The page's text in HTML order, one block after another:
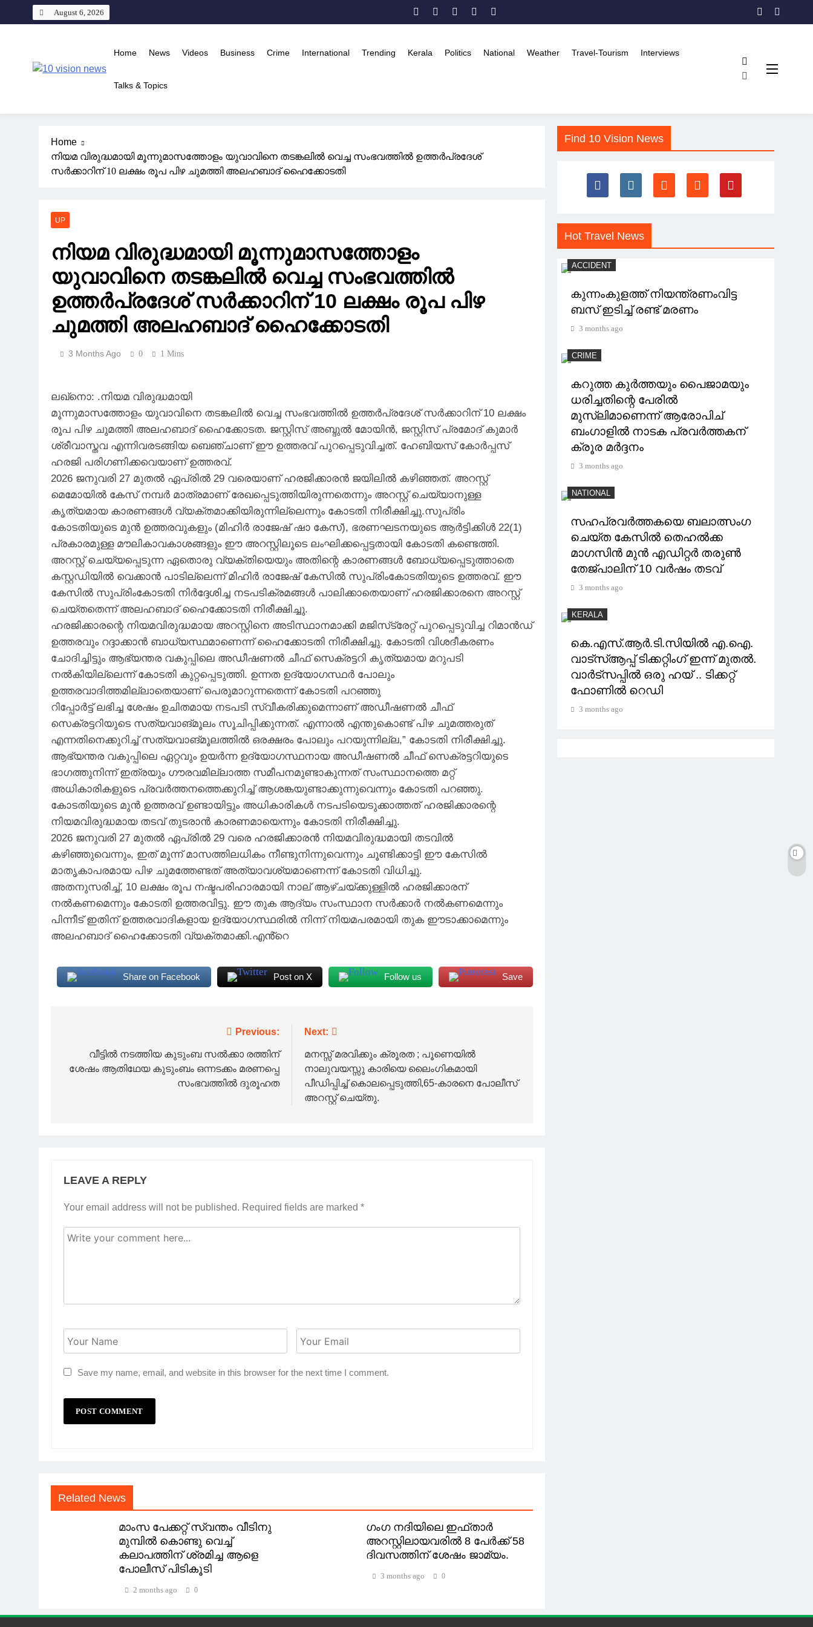
August 6, 2026
10 vision news
Stay Ahead with 10 Vision News
Home News Videos Business Crime International Trending Kerala Politics National Weather Travel-Tourism Interviews
Talks & Topics
Home
നിയമ വിരുദ്ധമായി മൂന്നുമാസത്തോളം യുവാവിനെ തടങ്കലില്‍ വെച്ച സംഭവത്തില്‍ ഉത്തര്‍പ്രദേശ്
സര്‍ക്കാറിന് 10 ലക്ഷം രൂപ പിഴ ചുമത്തി അലഹബാദ് ഹൈക്കോടതി
UP
നിയമ വിരുദ്ധമായി മൂന്നുമാസത്തോളം
യുവാവിനെ തടങ്കലില്‍ വെച്ച സംഭവത്തില്‍
ഉത്തര്‍പ്രദേശ് സര്‍ക്കാറിന് 10 ലക്ഷം രൂപ പിഴ
ചുമത്തി അലഹബാദ് ഹൈക്കോടതി
3 Months Ago 0 1 Mins
ലഖ്നൊ: .നിയമ വിരുദ്ധമായി
മൂന്നുമാസത്തോളം യുവാവിനെ തടങ്കലില്‍ വെച്ച സംഭവത്തില്‍ ഉത്തര്‍പ്രദേശ് സര്‍ക്കാറിന് 10 ലക്ഷം
രൂപ പിഴ ചുമത്തി അലഹബാദ് ഹൈക്കോടത. ജസ്റ്റിസ് അബ്ദുല്‍ മോയിൻ, ജസ്റ്റിസ് പ്രമോദ് കുമാർ
ശ്രീവാസ്തവ എന്നിവരടങ്ങിയ ബെഞ്ചാണ് ഈ ഉത്തരവ് പുറപ്പെടുവിച്ചത്. ഹേബിയസ് കോർപ്പസ്
ഹരജി പരിഗണിക്കവെയാണ് ഉത്തരവ്.
2026 ജനുവരി 27 മുതൽ ഏപ്രിൽ 29 വരെയാണ് ഹരജിക്കാരൻ ജയിലിൽ കഴിഞ്ഞത്. അറസ്റ്റ്
മെമോയിൽ കേസ് നമ്പർ മാത്രമാണ് രേഖപ്പെടുത്തിയിരുന്നതെന്നും അറസ്റ്റ് ചെയ്യാനുള്ള
കൃത്യമായ കാരണങ്ങൾ വ്യക്തമാക്കിയിരുന്നില്ലെന്നും കോടതി നിരീക്ഷിച്ചു.സുപ്രിം
കോടതിയുടെ മുൻ ഉത്തരവുകളും (മിഹിർ രാജേഷ് ഷാ കേസ്), ഭരണഘടനയുടെ ആർട്ടിക്കിൾ 22(1)
പ്രകാരമുള്ള മൗലികാവകാശങ്ങളും ഈ അറസ്റ്റിലൂടെ ലംഘിക്കപ്പെട്ടതായി കോടതി കണ്ടെത്തി.
അറസ്റ്റ് ചെയ്യപ്പെടുന്ന ഏതൊരു വ്യക്തിയെയും അതിന്റെ കാരണങ്ങൾ ബോധ്യപ്പെടുത്താതെ
കസ്റ്റഡിയിൽ വെക്കാൻ പാടില്ലെന്ന് മിഹിർ രാജേഷ് കേസില്‍ സുപ്രിംകോടതിയുടെ ഉത്തരവ്. ഈ
കേസിൽ സുപ്രിംകോടതി നിർദ്ദേശിച്ച നടപടിക്രമങ്ങൾ പാലിക്കാതെയാണ് ഹരജിക്കാരനെ അറസ്റ്റ്
ചെയ്തതെന്ന് അലഹബാദ് ഹൈക്കോടതി നിരീക്ഷിച്ചു.
ഹരജിക്കാരന്റെ നിയമവിരുദ്ധമായ അറസ്റ്റിനെ അടിസ്ഥാനമാക്കി മജിസ്‌ട്രേറ്റ് പുറപ്പെടുവിച്ച റിമാൻഡ്
ഉത്തരവും റദ്ദാക്കാൻ ബാധ്യസ്ഥമാണെന്ന് ഹൈക്കോടതി നിരീക്ഷിച്ചു. കോടതി വിശദീകരണം
ചോദിച്ചിട്ടും ആഭ്യന്തര വകുപ്പിലെ അഡീഷണൽ ചീഫ് സെക്രട്ടറി കൃത്യമായ മറുപടി
നൽകിയില്ലെന്ന് കോടതി കുറ്റപ്പെടുത്തി. ഉന്നത ഉദ്യോഗസ്ഥർ പോലും
ഉത്തരവാദിത്തമില്ലാതെയാണ് പെരുമാറുന്നതെന്ന് കോടതി പറഞ്ഞു
റിപ്പോർട്ട് ലഭിച്ച ശേഷം ഉചിതമായ നടപടി സ്വീകരിക്കുമെന്നാണ് അഡീഷണൽ ചീഫ്
സെക്രട്ടറിയുടെ സത്യവാങ്മൂലം സൂചിപ്പിക്കുന്നത്. എന്നാൽ എന്തുകൊണ്ട് പിഴ ചുമത്തരുത്
എന്നതിനെക്കുറിച്ച് സത്യവാങ്മൂലത്തിൽ ഒരക്ഷരം പോലും പറയുന്നില്ല,” കോടതി നിരീക്ഷിച്ചു.
ആഭ്യന്തര വകുപ്പിലെ ഏറ്റവും ഉയർന്ന ഉദ്യോഗസ്ഥനായ അഡീഷണൽ ചീഫ് സെക്രട്ടറിയുടെ
ഭാഗത്തുനിന്ന് ഇത്രയും ഗൗരവമില്ലാത്ത സമീപനമുണ്ടാകുന്നത് സംസ്ഥാനത്തെ മറ്റ്
അധികാരികളുടെ പ്രവർത്തനത്തെക്കുറിച്ച് ആശങ്കയുണ്ടാക്കുന്നുവെന്നും കോടതി പറഞ്ഞു.
കോടതിയുടെ മുൻ ഉത്തരവ് ഉണ്ടായിട്ടും അധികാരികൾ നടപടിയെടുക്കാത്തത് ഹരജിക്കാരന്റെ
നിയമവിരുദ്ധമായ തടവ് തുടരാൻ കാരണമായെന്നും കോടതി നിരീക്ഷിച്ചു.
2026 ജനുവരി 27 മുതൽ ഏപ്രിൽ 29 വരെ ഹരജിക്കാരൻ നിയമവിരുദ്ധമായി തടവിൽ
കഴിഞ്ഞുവെന്നും, ഇത് മൂന്ന് മാസത്തിലധികം നീണ്ടുനിന്നുവെന്നും ചൂണ്ടിക്കാട്ടി ഈ കേസിൽ
മാതൃകാപരമായ പിഴ ചുമത്തേണ്ടത് അത്യാവശ്യമാണെന്ന് കോടതി വിധിച്ചു.
അതനുസരിച്ച്, 10 ലക്ഷം രൂപ നഷ്ടപരിഹാരമായി നാല് ആഴ്ചയ്ക്കുള്ളിൽ ഹരജിക്കാരന്
നൽകണമെന്നും കോടതി ഉത്തരവിട്ടു. ഈ തുക ആദ്യം സംസ്ഥാന സർക്കാർ നൽകണമെന്നും
പിന്നീട് ഇതിന് ഉത്തരവാദികളായ ഉദ്യോഗസ്ഥരിൽ നിന്ന് നിയമപരമായി തുക ഈടാക്കാമെന്നും
അലഹബാദ് ഹൈക്കോടതി വ്യക്തമാക്കി.എൻ്റെ
Share on Facebook Post on X Follow us Save
navigation
Previous:
വീട്ടിൽ നടത്തിയ കുടുംബ സൽക്കാ രത്തിന്
ശേഷം ആതിഥേയ കുടുംബം ഒന്നടക്കം മരണപ്പെ
സംഭവത്തിൽ ദുരൂഹത
Next:
മനസ്സ് മരവിക്കും ക്രൂരത ; പൂണെയിൽ
നാലുവയസ്സു കാരിയെ ലൈംഗികമായി
പീഡിപ്പിച്ച് കൊലപ്പെടുത്തി,65-കാരനെ പോലീസ്
അറസ്റ്റ് ചെയ്തു.
LEAVE A REPLY
Your email address will not be published. Required fields are marked *
Save my name, email, and website in this browser for the next time I comment.
Related News
മാംസ പേക്കറ്റ് സ്വന്തം വീടിനു
മുമ്പിൽ കൊണ്ടു വെച്ച്
കലാപത്തിന് ശ്രമിച്ച ആളെ
പോലീസ് പിടികൂടി
2 months ago 0
ഗംഗ നദിയിലെ ഇഫ്താർ
അറസ്റ്റിലായവരിൽ 8 പേർക്ക് 58
ദിവസത്തിന് ശേഷം ജാമ്യം.
3 months ago 0
Find 10 Vision News
Hot Travel News
ACCIDENT
കുന്നംകുളത്ത് നിയന്ത്രണംവിട്ട
ബസ് ഇടിച്ച് രണ്ട് മരണം
3 months ago
CRIME
കറുത്ത കുർത്തയും പൈജാമയും
ധരിച്ചതിന്റെ പേരിൽ
മുസ്‌ലിമാണെന്ന് ആരോപിച്
ബംഗാളിൽ നാടക പ്രവർത്തകന്
ക്രൂര മർദ്ദനം
3 months ago
NATIONAL
സഹപ്രവർത്തകയെ ബലാത്സംഗ
ചെയ്ത കേസിൽ തെഹൽക്ക
മാഗസിൻ മുൻ എഡിറ്റർ തരുൺ
തേജ്പാലിന് 10 വർഷം തടവ്
3 months ago
KERALA
കെ.എസ്.ആര്‍.ടി.സിയില്‍ എ.ഐ.
വാട്സ്ആപ്പ് ടിക്കറ്റിംഗ് ഇന്ന് മുതല്‍.
വാർട്സപ്പിൽ ഒരു ഹയ് .. ടിക്കറ്റ്
ഫോണിൽ റെഡി
3 months ago